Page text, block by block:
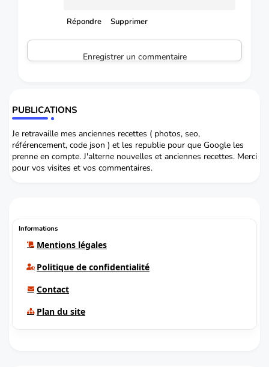
Répondre Supprimer
Enregistrer un commentaire
PUBLICATIONS
Je retravaille mes anciennes recettes ( photos, seo,
référencement, code json ) et les republie pour que Google les
prenne en compte. J'alterne nouvelles et anciennes recettes. Merci
pour vos visites et vos commentaires.
Informations
Mentions légales
Politique de confidentialité
Contact
Plan du site